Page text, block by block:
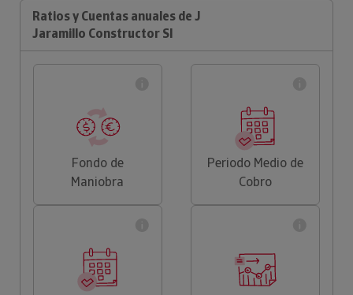
Ratios y Cuentas anuales de J
Jaramillo Constructor Sl
Fondo de
Maniobra
Periodo Medio de
Cobro